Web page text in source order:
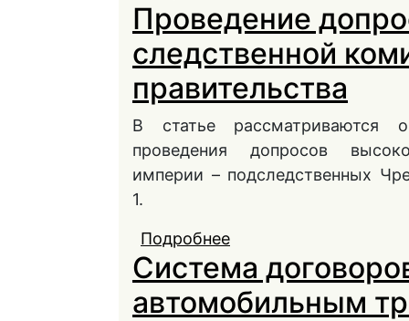
судопроизводстве
Проведение
следственной
правительства
В статье рассматриваются
проведения допросов
империи – подследственных
1.
Подробнее
Временного
Система
автомобильным